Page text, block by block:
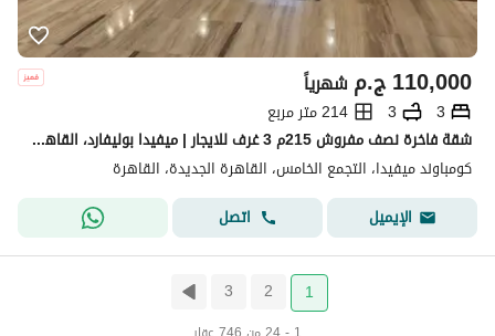
ج.م110,000 شهرياً
3
3
214 متر مربع
شقة فاخرة نصف مفروش 215م 3 غرف للايجار | ميفيدا بوليفارد، القاهرة الجديدة
كومباوند ميفيدا، التجمع الخامس، القاهرة الجديدة، القاهرة
الإيميل
اتصل
1
2
3